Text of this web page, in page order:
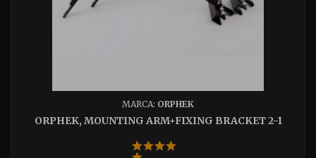
MARCA: ORPHEK
ORPHEK, MOUNTING ARM+FIXING BRACKET 2-1